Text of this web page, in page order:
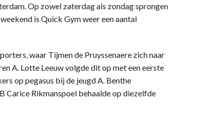
Op zowel zaterdag als zondag sprongen
is Quick Gym weer een aantal
waar Tijmen de Pruyssenaere zich naar
A. Lotte Leeuw volgde dit op met een eerste
op pegasus bij de jeugd A. Benthe
Carice Rikmanspoel behaalde op diezelfde